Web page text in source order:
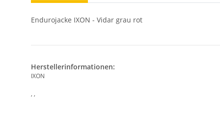
Endurojacke IXON - Vidar grau rot
Herstellerinformationen:
IXON
, ,